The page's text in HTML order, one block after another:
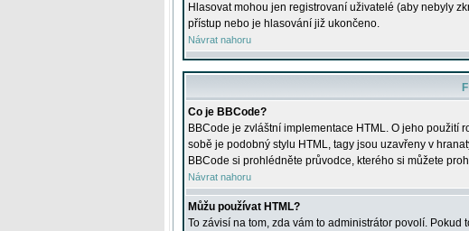
Hlasovat mohou jen registrovaní uživatelé (aby nebyly
přístup nebo je hlasování již ukončeno.
Návrat nahoru
Co je BBCode?
BBCode je zvláštní implementace HTML. O jeho použití
sobě je podobný stylu HTML, tagy jsou uzavřeny v
BBCode si prohlédněte průvodce, kterého si můžete
Návrat nahoru
Můžu používat HTML?
To závisí na tom, zda vám to administrátor povolí.